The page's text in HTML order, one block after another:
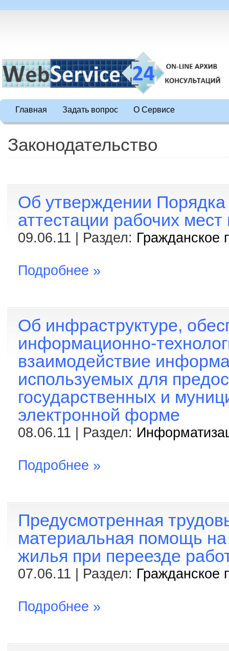
Главная Задать вопрос О Сервисе
Законодательство
Об утверждении
аттестации рабочих
09.06.11 | Раздел: Гражданское
Подробнее »
Об инфраструктуре,
информационно-
взаимодействие
используемых для
государственных и
электронной форме
08.06.11 | Раздел:
Подробнее »
Предусмотренная
материальная помощь
жилья при переезде
07.06.11 | Раздел: Гражданское
Подробнее »